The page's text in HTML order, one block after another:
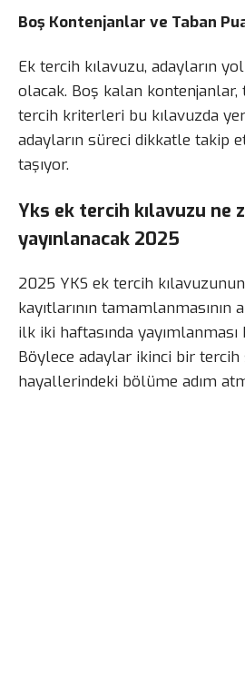
Boş Kontenjanlar ve Taban
Ek tercih kılavuzu, adayların
olacak. Boş kalan
tercih kriterleri bu kılavuzda
adayların süreci dikkatle takip
taşıyor.
Yks ek tercih kılavuzu ne
yayınlanacak 2025
2025 YKS ek tercih
kayıtlarının tamamlanmasının
ilk iki haftasında
Böylece adaylar ikinci bir tercih
hayallerindeki bölüme adım